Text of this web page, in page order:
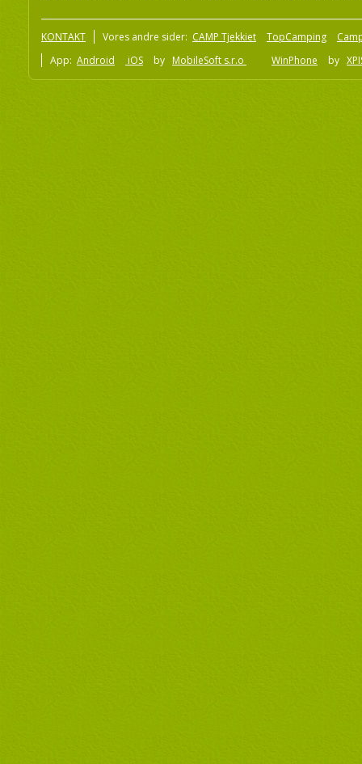
KONTAKT Vores andre sider: CAMP Tjekkiet TopCamping
App: Android iOS by MobileSoft s.r.o WinPhone by